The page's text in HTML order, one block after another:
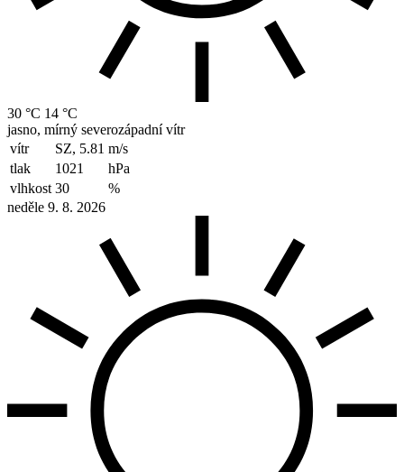
30 °C 14 °C
jasno, mírný severozápadní vítr
vítr
SZ, 5.81 m/s
tlak
1021
hPa
vlhkost 30
%
neděle 9. 8. 2026